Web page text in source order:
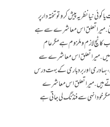
نیا نظریہ پیش کرو تو تختہ دار پر
ملتی.میرا تعلق اس معاشرے سے ہے
ٹچ لازم و ملزوم ہے مگر عام
نہیں. میرا تعلق اس معاشرے سے
بہادری اور بردباری کے بہت درس
ہیں.میرا تعلق اس معاشرے
خود انہی سے فنڈنگ لی جاتی ہے